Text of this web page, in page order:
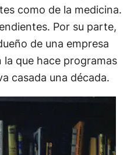
como de la medicina.
Por su parte,
de una empresa
la que hace programas
casada una década.